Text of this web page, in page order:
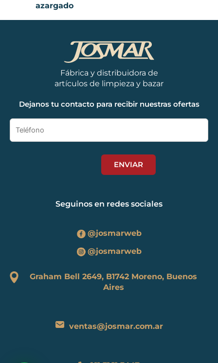
azargado
Fábrica y distribuidora de
artículos de limpieza y bazar
Dejanos tu contacto para recibir nuestras ofertas
Seguinos en redes sociales
@josmarweb
@josmarweb
Graham Bell 2649, B1742 Moreno, Buenos
Aires
ventas@josmar.com.ar